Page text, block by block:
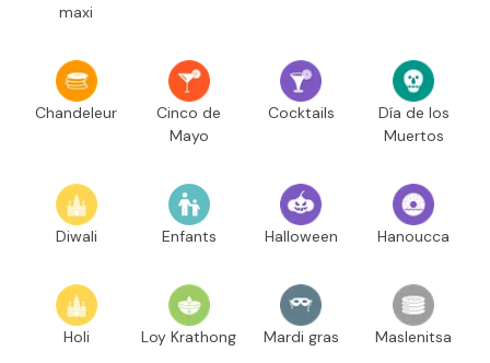
maxi
Chandeleur
Cinco de
Mayo
Cocktails
Día de los
Muertos
Diwali Enfants Halloween Hanoucca
Holi Loy Krathong Mardi gras Maslenitsa